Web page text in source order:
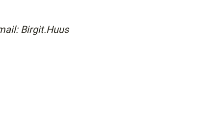
Birgit.Huus